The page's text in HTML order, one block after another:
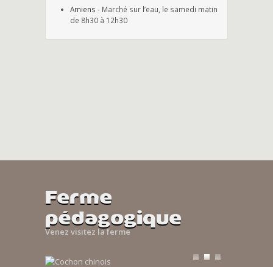
Amiens - Marché sur l’eau, le samedi matin
de 8h30 à 12h30
Ferme
pédagogique
Venez visitez la ferme